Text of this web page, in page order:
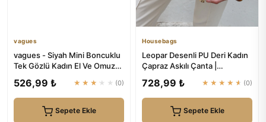
vagues
vagues - Siyah Mini Boncuklu
Tek Gözlü Kadın El Ve Omuz
526,99 ₺ ★★★★★ (0)
Sepete Ekle
Housebags
Leopar Desenli PU Deri Kadın
Çapraz Askılı Çanta |
728,99 ₺ ★★★★★ (0)
Sepete Ekle